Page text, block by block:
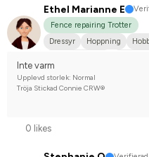
Ethel Marianne E
Fence repairing Trotter
Dressyr
Hoppning
Inte varm
Upplevd storlek: Normal
Tröja Stickad Connie CRW®
0 likes